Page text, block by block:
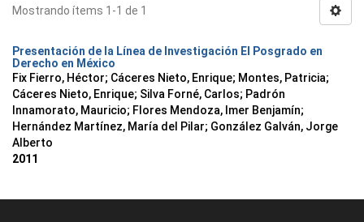
Mostrando ítems 1-1 de 1
Presentación de la Línea de Investigación El Posgrado en
Derecho en México
Fix Fierro, Héctor; Cáceres Nieto, Enrique; Montes, Patricia;
Cáceres Nieto, Enrique; Silva Forné, Carlos; Padrón
Innamorato, Mauricio; Flores Mendoza, Imer Benjamín;
Hernández Martínez, María del Pilar; González Galván, Jorge
Alberto
2011